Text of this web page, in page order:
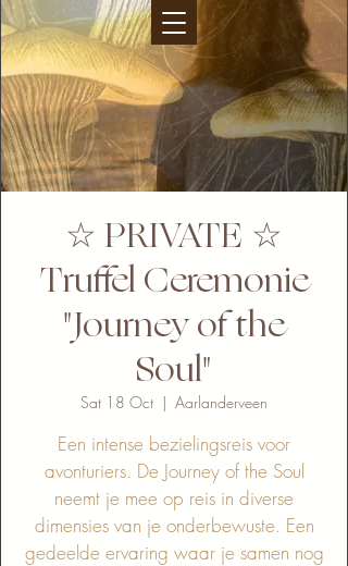
☆ PRIVATE ☆
Truffel Ceremonie
"Journey of the
Soul"
Sat 18 Oct
  |
Aarlanderveen
Een intense bezielingsreis voor
avonturiers. De Journey of the Soul
neemt je mee op reis in diverse
dimensies van je onderbewuste. Een
gedeelde ervaring waar je samen nog